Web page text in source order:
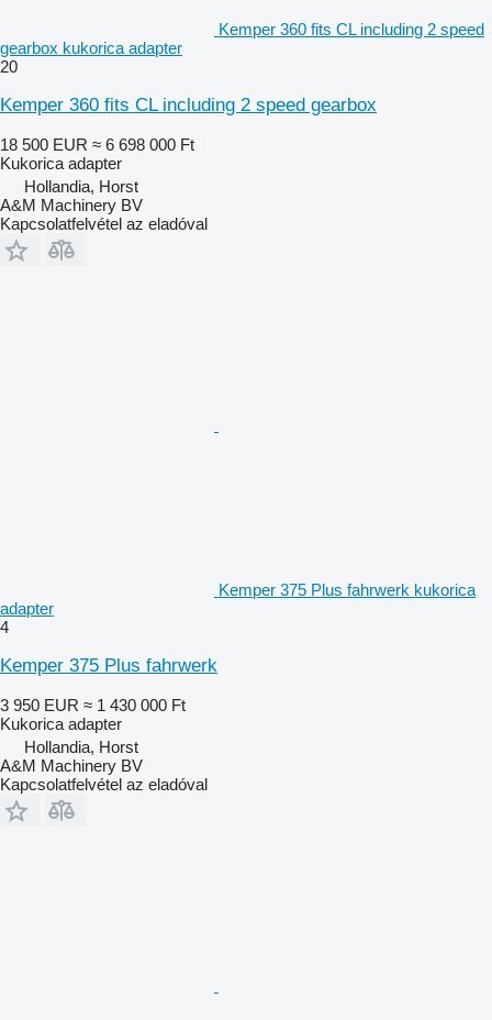
Kemper 360 fits CL including 2 speed
gearbox kukorica adapter
20
Kemper 360 fits CL including 2 speed gearbox
18 500 EUR ≈ 6 698 000 Ft
Kukorica adapter
Hollandia, Horst
A&M Machinery BV
Kapcsolatfelvétel az eladóval
Kemper 375 Plus fahrwerk kukorica
adapter
4
Kemper 375 Plus fahrwerk
3 950 EUR ≈ 1 430 000 Ft
Kukorica adapter
Hollandia, Horst
A&M Machinery BV
Kapcsolatfelvétel az eladóval